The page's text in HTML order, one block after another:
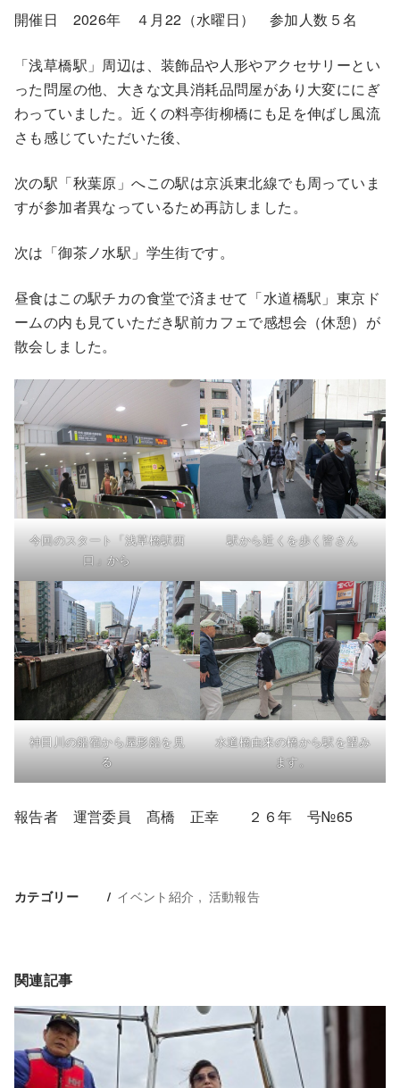
開催日 2026年 ４月22（水曜日） 参加人数５名
「浅草橋駅」周辺は、装飾品や人形やアクセサリーとい
った問屋の他、大きな文具消耗品問屋があり大変ににぎ
わっていました。近くの料亭街柳橋にも足を伸ばし風流
さも感じていただいた後、
次の駅「秋葉原」へこの駅は京浜東北線でも周っていま
すが参加者異なっているため再訪しました。
次は「御茶ノ水駅」学生街です。
昼食はこの駅チカの食堂で済ませて「水道橋駅」東京ド
ームの内も見ていただき駅前カフェで感想会（休憩）が
散会しました。
今回のスタート「浅草橋駅西
口」から
駅から近くを歩く皆さん
神田川の船宿から屋形船を見
る
水道橋由来の橋から駅を望み
ます。
報告者 運営委員 髙橋 正幸 ２６年 号№65
カテゴリー イベント紹介 活動報告
関連記事